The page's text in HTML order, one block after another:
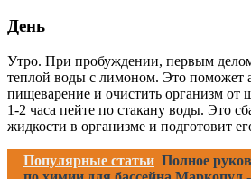
День
Утро. При пробуждении, первым
теплой воды с лимоном. Это поможет
пищеварение и очистить организм от
1-2 часа пейте по стакану воды. Это
жидкости в организме и подготовит
Популярные статьи Полное